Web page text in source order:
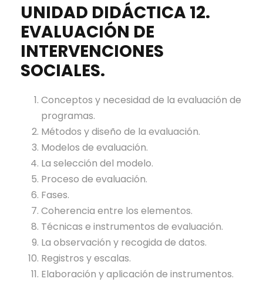
UNIDAD DIDÁCTICA 12.
EVALUACIÓN DE
INTERVENCIONES
SOCIALES.
Conceptos y necesidad de la evaluación de
programas.
Métodos y diseño de la evaluación.
Modelos de evaluación.
La selección del modelo.
Proceso de evaluación.
Fases.
Coherencia entre los elementos.
Técnicas e instrumentos de evaluación.
La observación y recogida de datos.
Registros y escalas.
Elaboración y aplicación de instrumentos.